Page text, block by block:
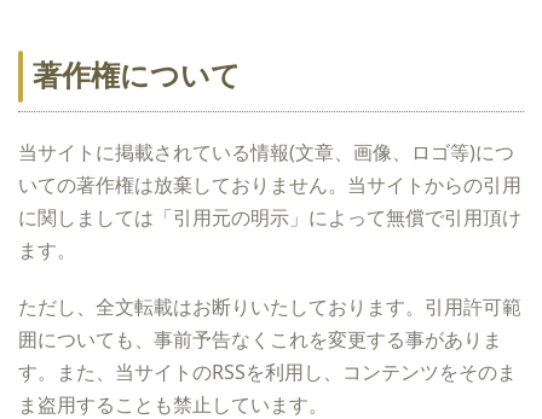
著作権について
当サイトに掲載されている情報(文章、画像、ロゴ等)につ
いての著作権は放棄しておりません。当サイトからの引用
に関しましては「引用元の明示」によって無償で引用頂け
ます。
ただし、全文転載はお断りいたしております。引用許可範
囲についても、事前予告なくこれを変更する事がありま
す。また、当サイトのRSSを利用し、コンテンツをそのま
ま盗用することも禁止しています。